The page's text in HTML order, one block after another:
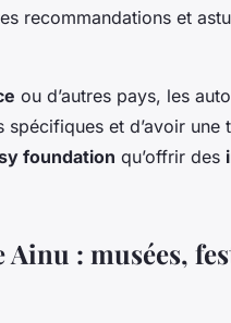
recommandations et
ou d’autres pays, les
et d’avoir une
foundation qu’offrir des
Ainu : musées,